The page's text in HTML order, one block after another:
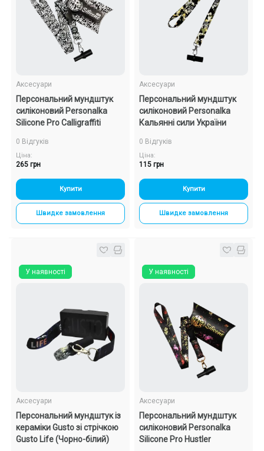
Аксесуари
Персональний мундштук
силіконовий Personalka
Silicone Pro Calligraffiti
0 Відгуків
Ціна:
265 грн
Купити
Швидке замовлення
Аксесуари
Персональний мундштук
силіконовий Personalka
Кальянні сили України
0 Відгуків
Ціна:
115 грн
Купити
Швидке замовлення
У наявності
Аксесуари
Персональний мундштук із
кераміки Gusto зі стрічкою
Gusto Life (Чорно-білий)
У наявності
Аксесуари
Персональний мундштук
силіконовий Personalka
Silicone Pro Hustler